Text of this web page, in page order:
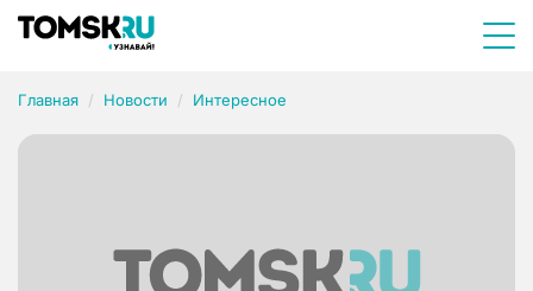
Главная Новости Интересное